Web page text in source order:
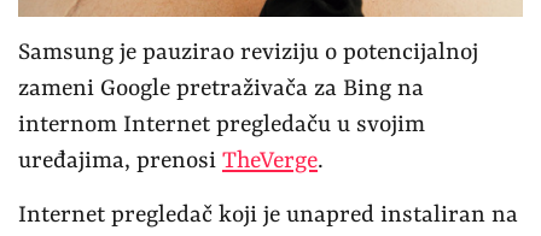
Samsung je pauzirao reviziju o potencijalnoj
zameni Google pretraživača za Bing na
internom Internet pregledaču u svojim
uređajima, prenosi TheVerge.
Internet pregledač koji je unapred instaliran na